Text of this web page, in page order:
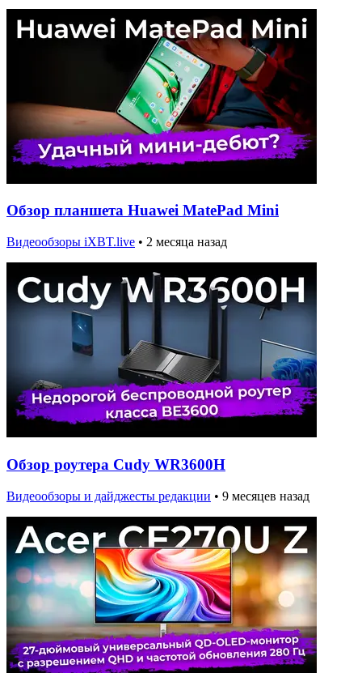
Обзор планшета Huawei MatePad Mini
Видеообзоры iXBT.live • 2 месяца назад
Обзор роутера Cudy WR3600H
Видеообзоры и дайджесты редакции • 9 месяцев назад